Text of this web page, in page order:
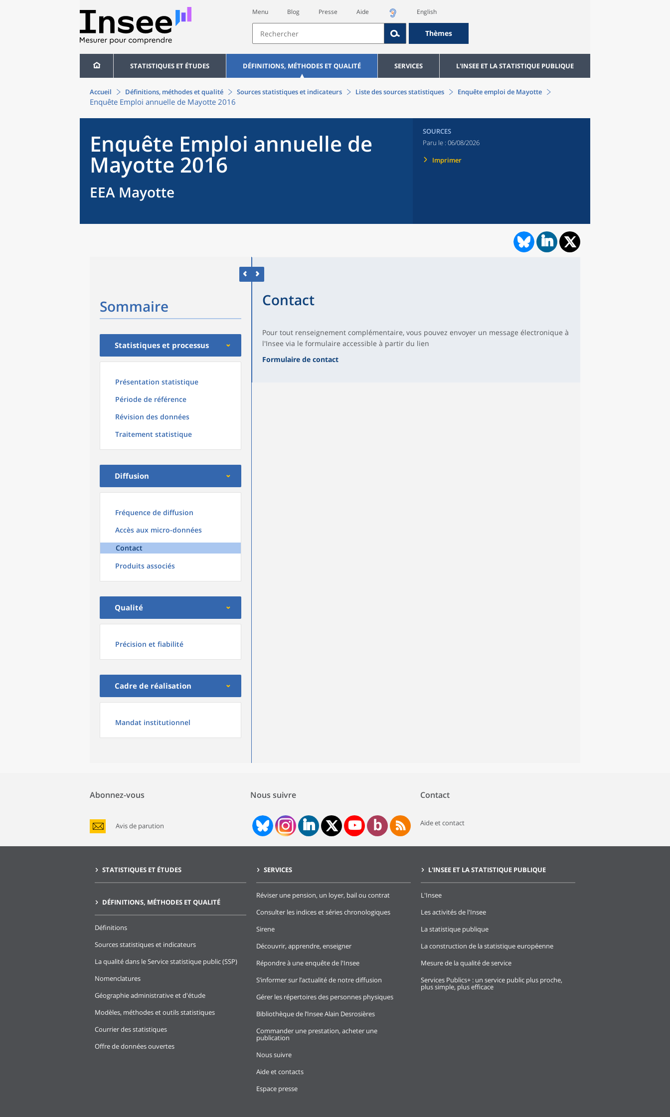
Menu Blog Presse Aide English
Thèmes
STATISTIQUES ET ÉTUDES DÉFINITIONS, MÉTHODES ET QUALITÉ SERVICES L'INSEE ET LA STATISTIQUE PUBLIQUE
Accueil Définitions, méthodes et qualité Sources statistiques et indicateurs Liste des sources statistiques Enquête emploi de Mayotte
Enquête Emploi annuelle de Mayotte 2016
Enquête Emploi annuelle de
Mayotte 2016
EEA Mayotte
SOURCES
Paru le : 06/08/2026
Imprimer
Sommaire
Statistiques et processus
Présentation statistique
Période de référence
Révision des données
Traitement statistique
Diffusion
Fréquence de diffusion
Accès aux micro-données
Contact
Produits associés
Qualité
Précision et fiabilité
Cadre de réalisation
Mandat institutionnel
Contact
Pour tout renseignement complémentaire, vous pouvez envoyer un message électronique à
l'Insee via le formulaire accessible à partir du lien
Formulaire de contact
Abonnez-vous
Avis de parution
Nous suivre Contact
Aide et contact
STATISTIQUES ET ÉTUDES
DÉFINITIONS, MÉTHODES ET QUALITÉ
Définitions
Sources statistiques et indicateurs
La qualité dans le Service statistique public (SSP)
Nomenclatures
Géographie administrative et d'étude
Modèles, méthodes et outils statistiques
Courrier des statistiques
Offre de données ouvertes
SERVICES
Réviser une pension, un loyer, bail ou contrat
Consulter les indices et séries chronologiques
Sirene
Découvrir, apprendre, enseigner
Répondre à une enquête de l'Insee
S’informer sur l’actualité de notre diffusion
Gérer les répertoires des personnes physiques
Bibliothèque de l’Insee Alain Desrosières
Commander une prestation, acheter une
publication
Nous suivre
Aide et contacts
Espace presse
L'INSEE ET LA STATISTIQUE PUBLIQUE
L'Insee
Les activités de l'Insee
La statistique publique
La construction de la statistique européenne
Mesure de la qualité de service
Services Publics+ : un service public plus proche,
plus simple, plus efficace